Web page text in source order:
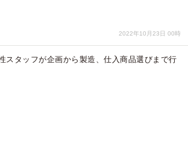
2022年10月23日 00時
スタッフが企画から製造、仕入商品選びまで行